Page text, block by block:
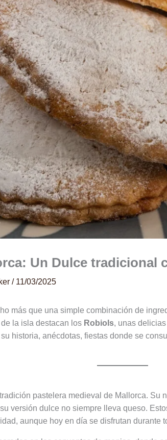
Un Dulce tradicional
/ 11/03/2025
más que una simple combinación de
la isla destacan los Robiols, unas
historia, anécdotas, fiestas donde se
pastelera medieval de Mallorca. Su
versión dulce no siempre lleva queso.
aunque hoy en día se disfrutan durante